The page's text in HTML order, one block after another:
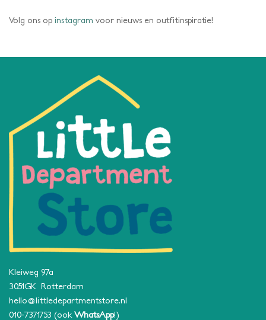
Volg ons op instagram voor nieuws en outfitinspiratie!
Kleiweg 97a
3051GK Rotterdam
hello@littledepartmentstore.nl
010-7371753 (ook WhatsApp!)